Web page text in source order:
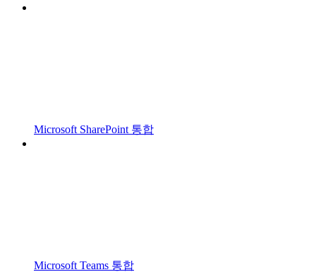
Microsoft SharePoint 통합
Microsoft Teams 통합